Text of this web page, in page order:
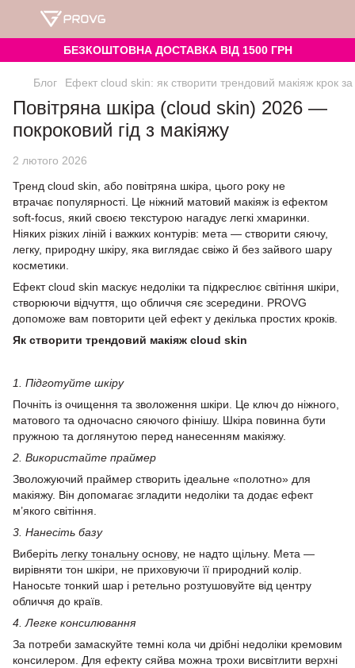
БЕЗКОШТОВНА ДОСТАВКА ВІД 1500 ГРН
Блог Ефект cloud skin: як створити трендовий макіяж крок
Повітряна шкіра (cloud skin) 2026 —
покроковий гід з макіяжу
2 лютого 2026
Тренд cloud skin, або повітряна шкіра, цього року не
втрачає популярності. Це ніжний матовий макіяж із ефектом
soft-focus, який своєю текстурою нагадує легкі хмаринки.
Ніяких різких ліній і важких контурів: мета — створити сяючу,
легку, природну шкіру, яка виглядає свіжо й без зайвого шару
косметики.
Ефект cloud skin маскує недоліки та підкреслює світіння шкіри,
створюючи відчуття, що обличчя сяє зсередини. PROVG
допоможе вам повторити цей ефект у декілька простих кроків.
Як створити трендовий макіяж cloud skin
1. Підготуйте шкіру
Почніть із очищення та зволоження шкіри. Це ключ до ніжного,
матового та одночасно сяючого фінішу. Шкіра повинна бути
пружною та доглянутою перед нанесенням макіяжу.
2. Використайте праймер
Зволожуючий праймер створить ідеальне «полотно» для
макіяжу. Він допомагає згладити недоліки та додає ефект
м’якого світіння.
3. Нанесіть базу
Виберіть легку тональну основу, не надто щільну. Мета —
вирівняти тон шкіри, не приховуючи її природний колір.
Наносьте тонкий шар і ретельно розтушовуйте від центру
обличчя до країв.
4. Легке консилювання
За потреби замаскуйте темні кола чи дрібні недоліки кремовим
консилером. Для ефекту сяйва можна трохи висвітлити верхні